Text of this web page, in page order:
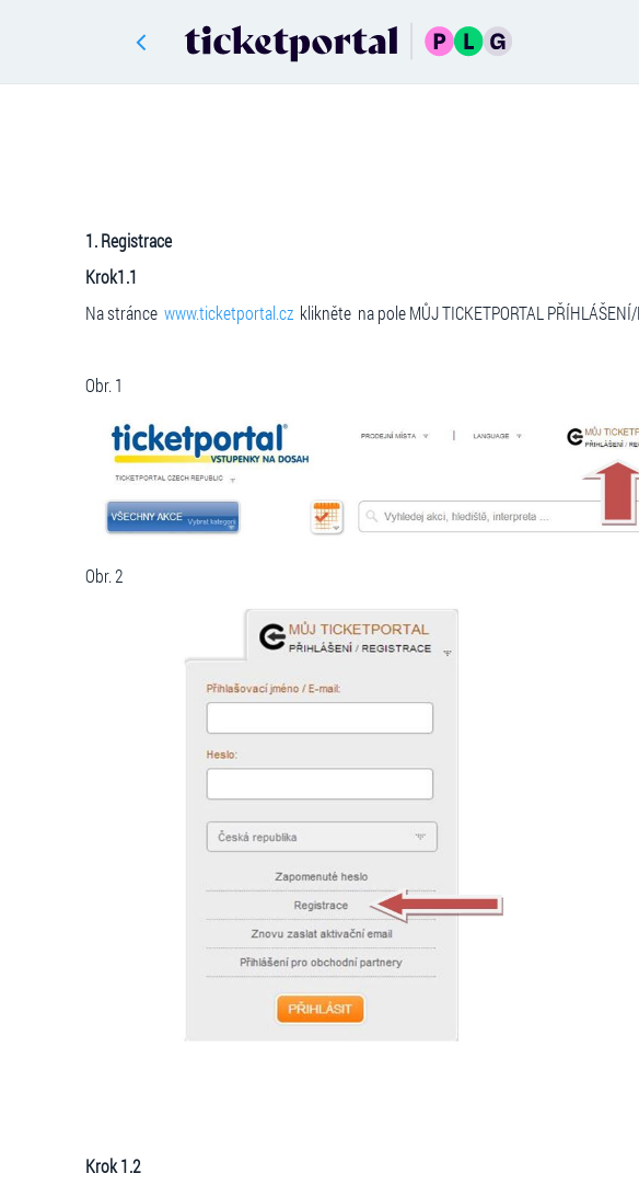
1. Registrace
Krok1.1
Na stránce www.ticketportal.cz klikněte na pole MŮJ TICKETPORTAL
Obr. 1
Obr. 2
Krok 1.2